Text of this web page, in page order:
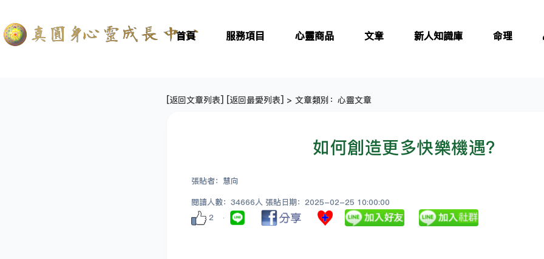
首頁 服務項目 心靈商品 文章 新人知識庫 命理
[返回文章列表] [返回最愛列表] > 文章類別：心靈文章
如何創造更多快樂機遇？
張貼者：慧向
閱讀人數：34666人 張貼日期：2025-02-25 10:00:00
2